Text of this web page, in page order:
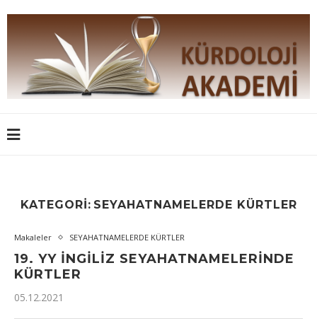
KATEGORI: SEYAHATNAMELERDE KÜRTLER
Makaleler SEYAHATNAMELERDE KÜRTLER
19. YY İNGILIZ SEYAHATNAMELERINDE
KÜRTLER
05.12.2021